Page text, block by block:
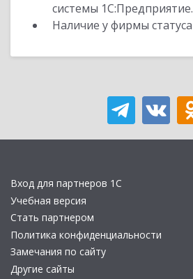
системы 1С:Предприятие.
Наличие у фирмы статуса
Вход для партнеров 1С
Учебная версия
Стать партнером
Политика конфиденциальности
Замечания по сайту
Другие сайты